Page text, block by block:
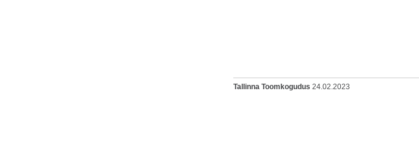
Tallinna Toomkogudus 24.02.2023